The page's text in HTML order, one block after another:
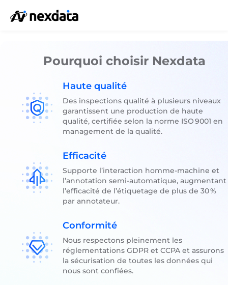
Pourquoi choisir Nexdata
Haute qualité
Des inspections qualité à plusieurs niveaux
garantissent une production de haute
qualité, certifiée selon la norme ISO 9001 en
management de la qualité.
Efficacité
Supporte l’interaction homme‑machine et
l’annotation semi‑automatique, augmentant
l’efficacité de l’étiquetage de plus de 30 %
par annotateur.
Conformité
Nous respectons pleinement les
réglementations GDPR et CCPA et assurons
la sécurisation de toutes les données qui
nous sont confiées.